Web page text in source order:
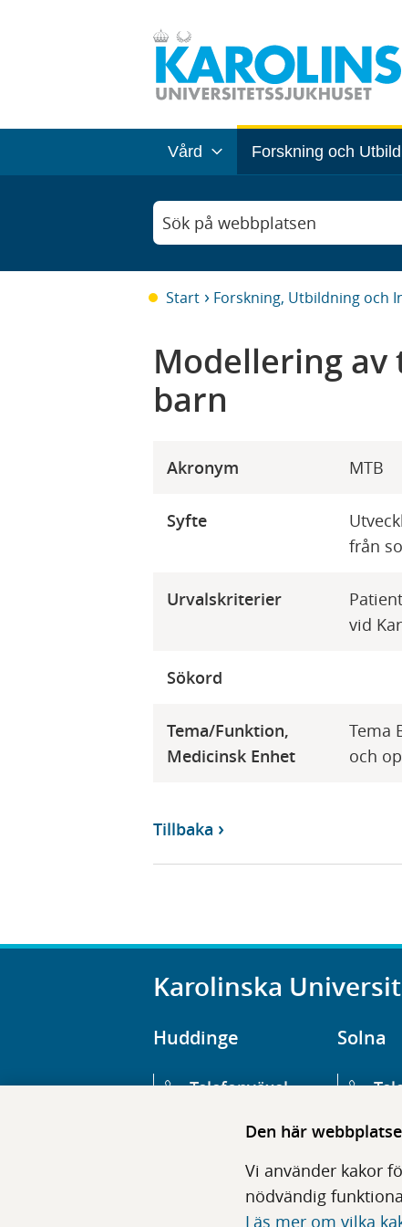
Den här
Vi använder kakor
nödvändig
Läs mer om vilka
Vård Forskning och
Sök på webbplatsen
Start Forskning, Utbildning och
Modellering
barn
Akronym MTB
Syfte
från
Urvalskriterier
vid
Sökord
Tema/Funktion,
Medicinsk Enhet
Tema
och
Tillbaka
Karolinska
Huddinge
Telefonväxel
Hälsovägen 13
Solna